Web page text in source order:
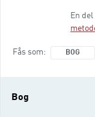
En
Fås som BOG
Bog